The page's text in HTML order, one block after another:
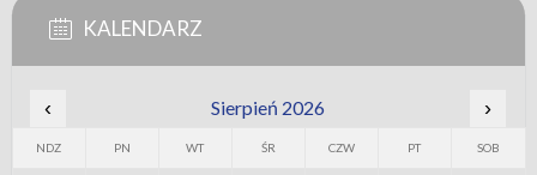
KALENDARZ
‹ Sierpień 2026 ›
NDZ PN WT ŚR CZW PT SOB